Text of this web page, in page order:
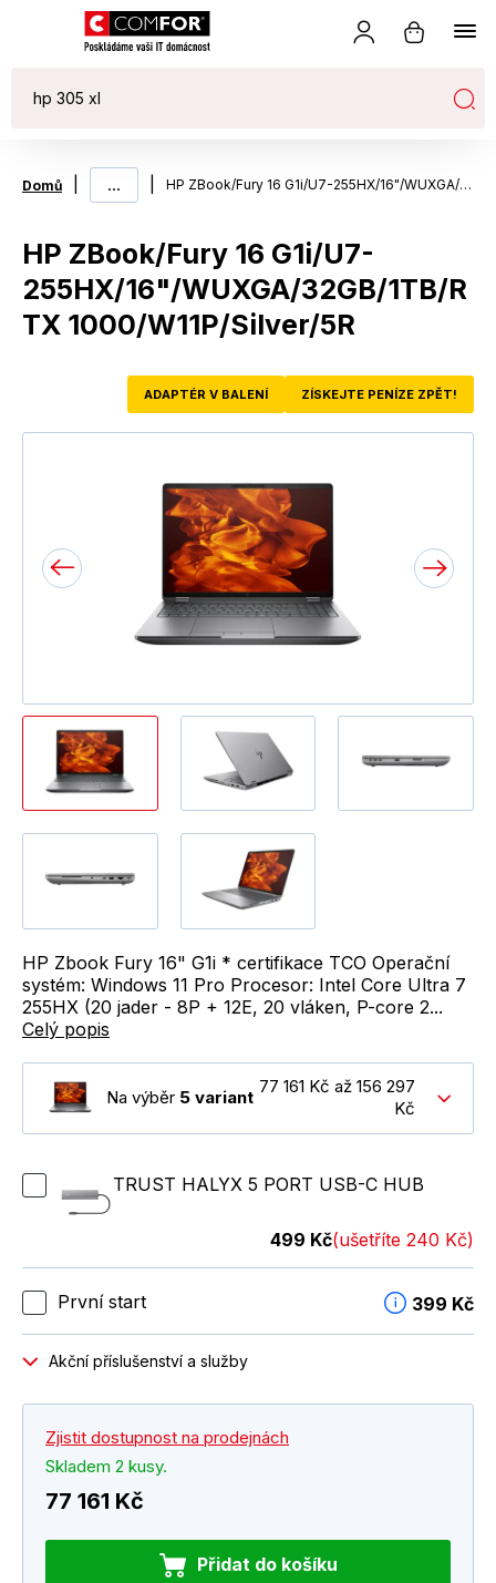
Domů ... HP ZBook/Fury 16 G1i/U7-255HX/16"/WUXGA/32GB/1TB/RTX 1000/W11P/Silver/5R
HP ZBook/Fury 16 G1i/U7-
255HX/16"/WUXGA/32GB/1TB/R
TX 1000/W11P/Silver/5R
ADAPTÉR V BALENÍ ZÍSKEJTE PENÍZE ZPĚT!
HP Zbook Fury 16" G1i * certifikace TCO Operační
systém: Windows 11 Pro Procesor: Intel Core Ultra 7
255HX (20 jader - 8P + 12E, 20 vláken, P-core 2...
Celý popis
Na výběr 5 variant
77 161 Kč až 156 297
Kč
TRUST HALYX 5 PORT USB-C HUB
499 Kč(ušetříte 240 Kč)
První start 399 Kč
Akční příslušenství a služby
Zjistit dostupnost na prodejnách
Skladem 2 kusy.
77 161 Kč
Přidat do košíku